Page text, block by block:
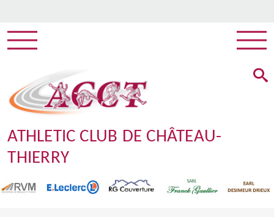
ATHLETIC CLUB DE CHÂTEAU-
THIERRY